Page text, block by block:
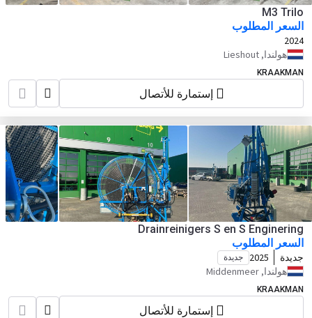
M3 Trilo
السعر المطلوب
2024
هولندا, Lieshout
KRAAKMAN
إستمارة للأتصال
Drainreinigers S en S Enginering
السعر المطلوب
جديدة 2025 جديدة
هولندا, Middenmeer
KRAAKMAN
إستمارة للأتصال